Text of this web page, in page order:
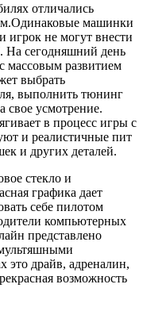
отличались
машинки
игрок не могут внести
На сегодняшний день
массовым развитием
выбрать
выполнить тюнинг
свое усмотрение.
в процесс игры с
и реалистичные пит
и других деталей.
стекло и
графика дает
себе пилотом
компьютерных
представлено
драйв, адреналин,
возможность